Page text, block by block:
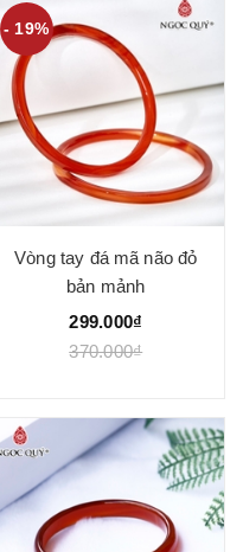
- 19%
Vòng tay đá mã não đỏ
bản mảnh
299.000₫
370.000₫